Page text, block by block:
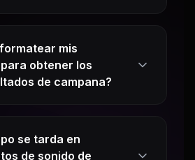
mis
obtener los
de campana?
se tarda en
de sonido de